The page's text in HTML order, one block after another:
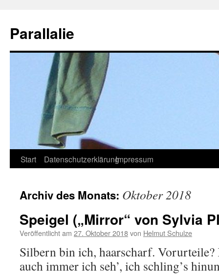
springen
Parallalie
Start DatenschutzerklärungImpressum
Archiv des Monats: Oktober 2018
Speigel („Mirror“ von Sylvia
Veröffentlicht am 27. Oktober 2018von Helmut Schulze
Silbern bin ich, haarscharf. Vorurteile?
auch immer ich seh’, ich schling’s